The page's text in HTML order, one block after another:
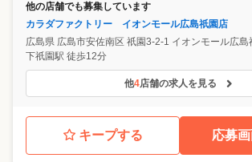
他の店舗でも募集しています
カラダファクトリー イオンモール広島祇園店
広島県 広島市安佐南区 祇園3-2-1 イオンモール広島
下祇園駅 徒歩12分
他4店舗の求人を見る
キープする 応募